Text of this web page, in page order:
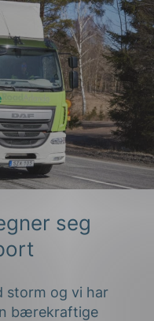
seg
storm og vi har
bærekraftige